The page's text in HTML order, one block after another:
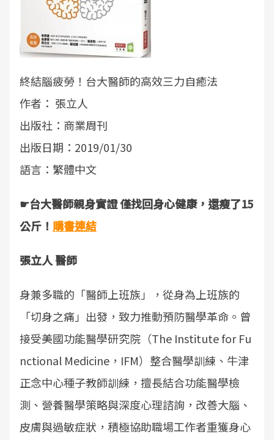
終結腦疲勞！台大醫師的高效三力自癒法
作者： 張立人
出版社：商業周刊
出版日期：2019/01/30
語言：繁體中文
☛台大醫師親身實證 僅找回身心健康，還瘦了15
公斤！ 購書連結
張立人 醫師
身兼多職的「醫師上班族」，從身為上班族的
「切身之痛」出發，致力推動預防醫學革命。曾
接受美國功能醫學研究院（The Institute for Fu
nctional Medicine，IFM）整合醫學訓練、牛津
正念中心種子教師訓練，擅長結合功能醫學檢
測、營養醫學策略與深度心理諮詢，改善大腦、
皮膚與過敏症狀，積極協助職場工作者重獲身心